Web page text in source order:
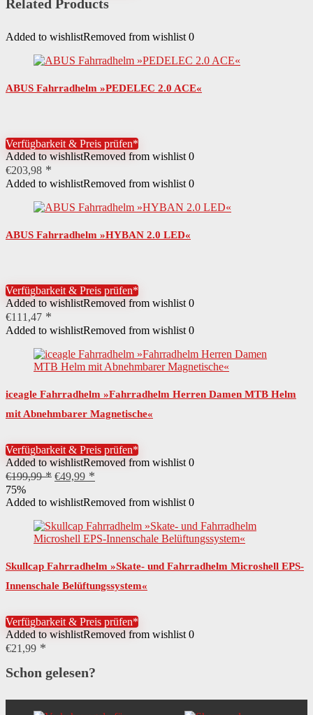
Related Products
Added to wishlistRemoved from wishlist 0
ABUS Fahrradhelm »PEDELEC 2.0 ACE«
Verfügbarkeit & Preis prüfen*
Added to wishlistRemoved from wishlist 0
€203,98
Added to wishlistRemoved from wishlist 0
ABUS Fahrradhelm »HYBAN 2.0 LED«
Verfügbarkeit & Preis prüfen*
Added to wishlistRemoved from wishlist 0
€111,47
Added to wishlistRemoved from wishlist 0
iceagle Fahrradhelm »Fahrradhelm Herren Damen MTB Helm
mit Abnehmbarer Magnetische«
Verfügbarkeit & Preis prüfen*
Added to wishlistRemoved from wishlist 0
€199,99
Ursprünglicher
war:
€49,99
ist:
75%
Added to wishlistRemoved from wishlist 0
Skullcap Fahrradhelm »Skate- und Fahrradhelm Microshell EPS-
Innenschale Belüftungssystem«
Verfügbarkeit & Preis prüfen*
Added to wishlistRemoved from wishlist 0
€21,99
Schon gelesen?